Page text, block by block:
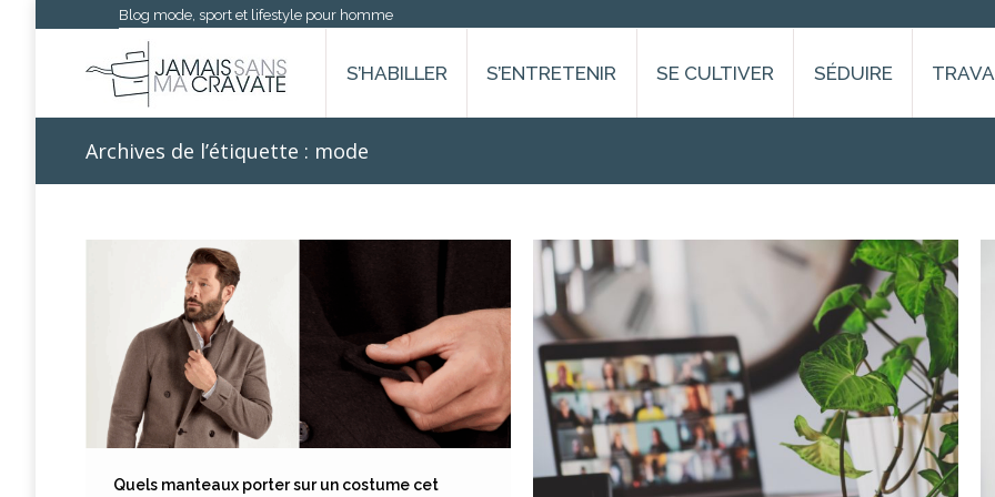
Blog mode, sport et lifestyle pour homme
S’HABILLER S’ENTRETENIR SE CULTIVER SÉDUIRE
Archives de l’étiquette : mode
Quels manteaux porter sur un costume cet